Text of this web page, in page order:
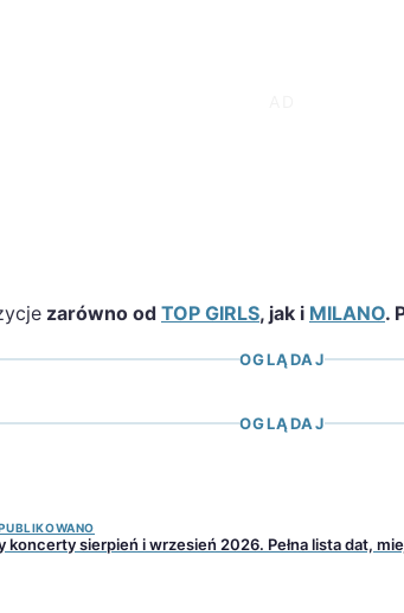
zarówno od TOP GIRLS, jak i MILANO.
OGLĄDAJ
OGLĄDAJ
koncerty sierpień i wrzesień 2026. Pełna lista dat,